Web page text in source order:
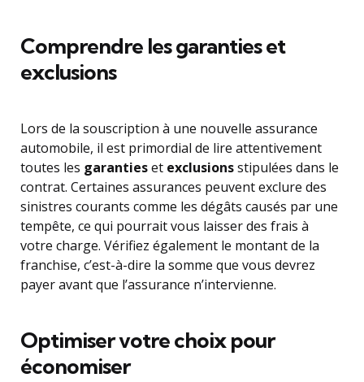
Comprendre les garanties et
exclusions
Lors de la souscription à une nouvelle assurance
automobile, il est primordial de lire attentivement
toutes les garantieset exclusionsstipulées dans le
contrat. Certaines assurances peuvent exclure des
sinistres courants comme les dégâts causés par une
tempête, ce qui pourrait vous laisser des frais à
votre charge. Vérifiez également le montant de la
franchise, c’est-à-dire la somme que vous devrez
payer avant que l’assurance n’intervienne.
Optimiser votre choix pour
économiser